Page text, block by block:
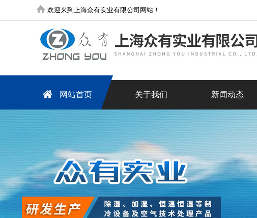
欢迎来到上海众有实业有限公司网站！
网站首页 关于我们 新闻动态